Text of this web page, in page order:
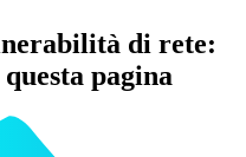
di rete:
pagina